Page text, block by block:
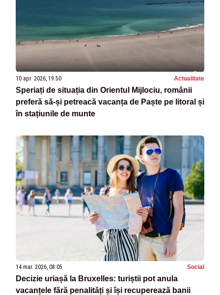
10 apr. 2026, 19:50 Actualitate
Speriați de situația din Orientul Mijlociu, românii
preferă să-și petreacă vacanța de Paște pe litoral și
în stațiunile de munte
14 mar. 2026, 08:05 Social
Decizie uriașă la Bruxelles: turiștii pot anula
vacanțele fără penalități și își recuperează banii